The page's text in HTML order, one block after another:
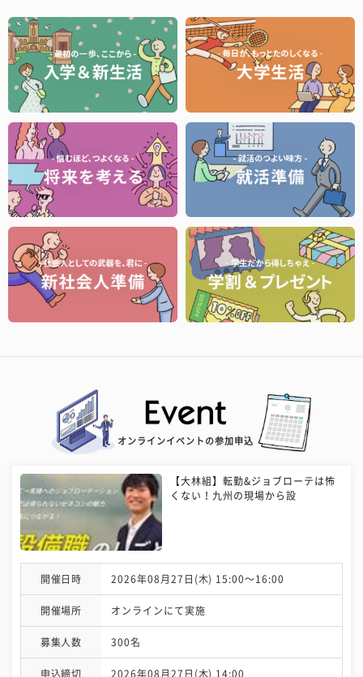
オンラインイベントの参加申込
【大林組】転勤&ジョブローテは怖
くない！九州の現場から設
開催日時 2026年08月27日(木) 15:00〜16:00
開催場所 オンラインにて実施
募集人数 300名
申込締切 2026年08月27日(木) 14:00